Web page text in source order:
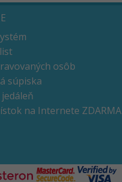
osôb
súpiska
na Internete ZDARMA